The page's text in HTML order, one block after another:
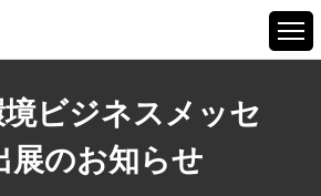
境ビジネスメッセ
展のお知らせ